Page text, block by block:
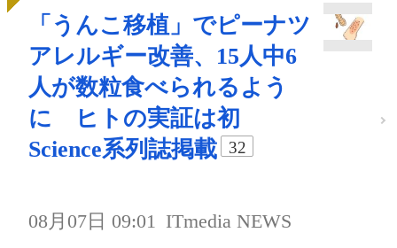
「うんこ移植」でピーナツ
アレルギー改善、15人中6
人が数粒食べられるよう
に ヒトの実証は初
Science系列誌掲載
32
08月07日 09:01 ITmedia NEWS